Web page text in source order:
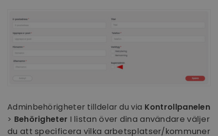
Adminbehörigheter tilldelar du via Kontrollpanelen
> Behörigheter I listan över dina användare väljer
du att specificera vilka arbetsplatser/kommuner